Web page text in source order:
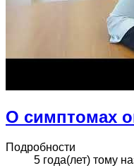
О симптомах
Подробности
5 года(лет) тому